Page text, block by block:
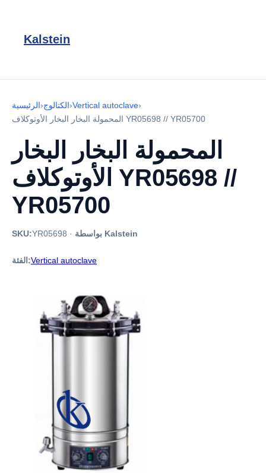
Kalstein
الرئيسية›الكتالوج›Vertical autoclave›
المحمولة البخار البخار الأوتوكلاف YR05698 // YR05700
المحمولة البخار البخار
الأوتوكلاف YR05698 //
YR05700
SKU:YR05698 · بواسطة Kalstein
الفئة:Vertical autoclave